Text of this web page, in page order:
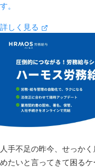
す。
詳しく見る
人手不足の昨今、せっか
めたいと言ってきて困る